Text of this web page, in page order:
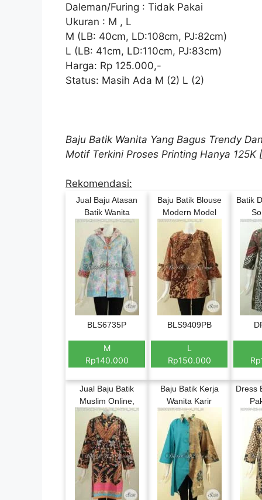
Daleman/Furing : Tidak Pakai
Ukuran : M , L
M (LB: 40cm, LD:108cm, PJ:82cm)
L (LB: 41cm, LD:110cm, PJ:83cm)
Harga: Rp 125.000,-
Status: Masih Ada M (2) L (2)
Baju Batik Wanita Yang Bagus Trendy
Motif Terkini Proses Printing Hanya 125K
Rekomendasi:
Jual Baju Atasan
Batik Wanita
BLS6735P
M
Rp140.000
Baju Batik Blouse
Modern Model
BLS9409PB
L
Rp150.000
Batik
Jual Baju Batik
Muslim Online,
Baju Batik Kerja
Wanita Karir
Dress